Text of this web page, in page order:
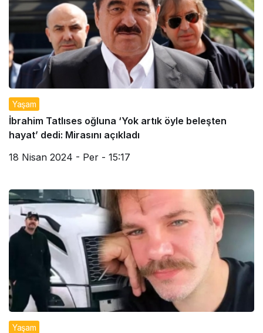
Yaşam
İbrahim Tatlıses oğluna ‘Yok artık öyle beleşten
hayat’ dedi: Mirasını açıkladı
18 Nisan 2024 - Per - 15:17
Yaşam